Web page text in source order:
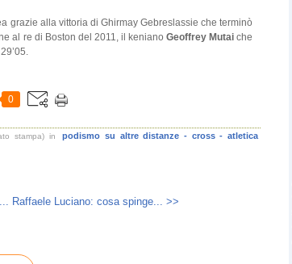
grazie alla vittoria di Ghirmay Gebreslassie che terminò
al re di Boston del 2011, il keniano Geoffrey Mutaiche
0
stampa) in
podismo su altre distanze - cross - atletica
Raffaele Luciano: cosa spinge... >>